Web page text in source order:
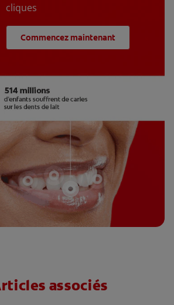
cliques
Commencez maintenant
associés